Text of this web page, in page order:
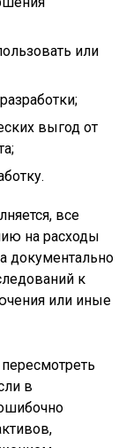
или
выгод от
все
на расходы
документально
к
или иные
в